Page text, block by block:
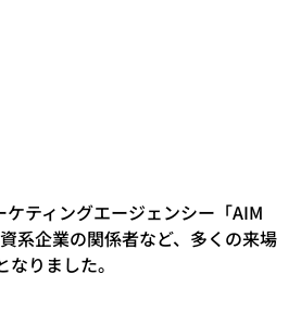
ティングエージェンシー「AIM
系企業の関係者など、多くの来場
りました。